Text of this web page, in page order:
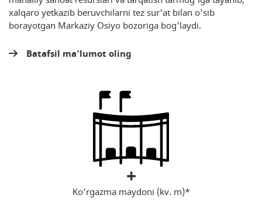
xalqaro yetkazib beruvchilarni tez sur'at bilan o'sib
borayotgan Markaziy Osiyo bozoriga bog'laydi.
Batafsil ma'lumot oling
+
Ko'rgazma maydoni (kv. m)*